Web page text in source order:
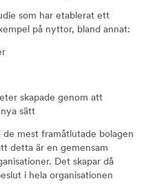
som har etablerat ett
på nyttor, bland annat:
skapade genom att
sätt
mest framåtlutade bolagen
detta är en gemensam
Det skapar då
i hela organisationen